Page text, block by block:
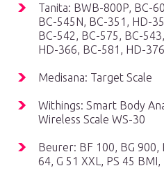
Tanita: BWB-800P, BC-
BC-545N, BC-351, HD-
BC-542, BC-575, BC-
HD-366, BC-581, HD-
Medisana: Target Scale
Withings: Smart Body
Wireless Scale WS-30
Beurer: BF 100, BG 900,
64, G 51 XXL, PS 45